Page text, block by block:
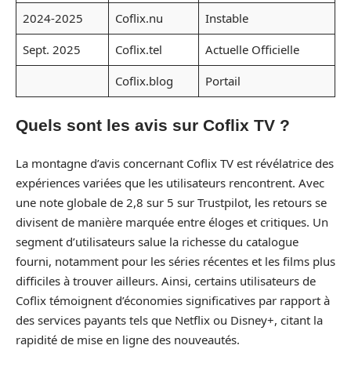
2024-2025
Coflix.nu
Instable
Sept. 2025
Coflix.tel
Actuelle Officielle
Coflix.blog
Portail
Quels sont les avis sur Coflix TV ?
La montagne d’avis concernant Coflix TV est révélatrice des
expériences variées que les utilisateurs rencontrent. Avec
une note globale de 2,8 sur 5 sur Trustpilot, les retours se
divisent de manière marquée entre éloges et critiques. Un
segment d’utilisateurs salue la richesse du catalogue
fourni, notamment pour les séries récentes et les films plus
difficiles à trouver ailleurs. Ainsi, certains utilisateurs de
Coflix témoignent d’économies significatives par rapport à
des services payants tels que Netflix ou Disney+, citant la
rapidité de mise en ligne des nouveautés.